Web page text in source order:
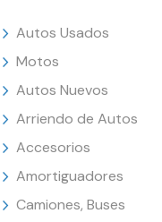
Autos Usados
Motos
Autos Nuevos
Arriendo de Autos
Accesorios
Amortiguadores
Camiones, Buses